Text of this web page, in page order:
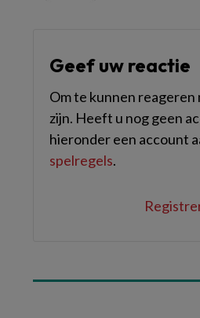
Geef uw reactie
Om te kunnen reageren
zijn. Heeft u nog geen
hieronder een account
spelregels.